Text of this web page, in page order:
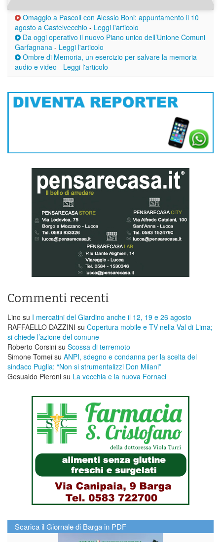
Omaggio a Pascoli con Alessio Boni: appuntamento il 10
agosto a Castelvecchio - Leggi l'articolo
Da oggi operativo il nuovo Piano unico dell’Unione Comuni
Garfagnana - Leggi l'articolo
Ombre di Memoria, un esercizio per salvare la memoria
audio e video - Leggi l'articolo
Commenti recenti
Lino su I mercatini del Giardino anche il 12, 19 e 26 agosto
RAFFAELLO DAZZINI su ​Copertura mobile e TV nella Val di Lima;
si chiede l’azione del comune
Roberto Corsini su Scossa di terremoto
Simone Tomei su ANPI, sdegno e condanna per la scelta del
sindaco Puglia: “Non si strumentalizzi Don Milani”
Gesualdo Pieroni su La vecchia e la nuova Fornaci
Scarica il Giornale di Barga in PDF